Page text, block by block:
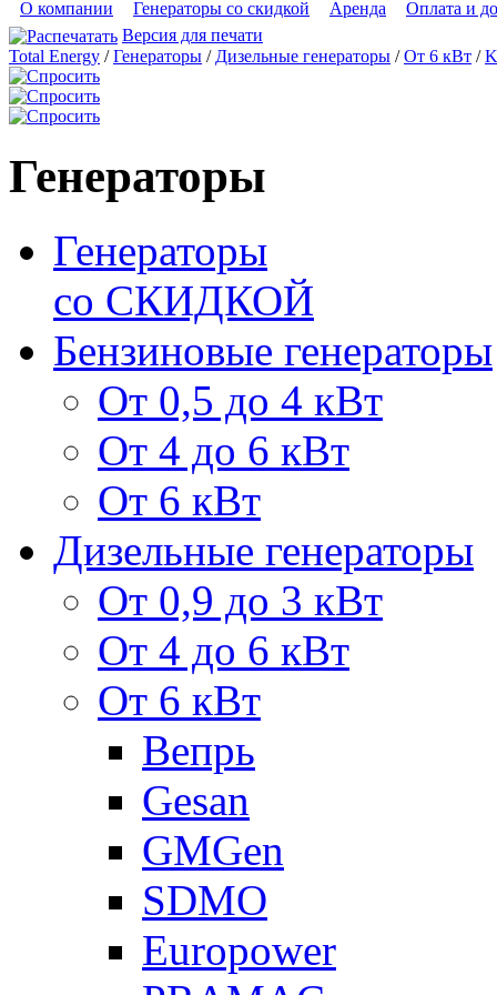
О компании Генераторы со скидкой Аренда
Оплата и
Версия для печати
Total Energy /Генераторы / Дизельные генераторы /От 6 кВт /
Генераторы
Генераторы
со СКИДКОЙ
Бензиновые генераторы
От 0,5 до 4 кВт
От 4 до 6 кВт
От 6 кВт
Дизельные генераторы
От 0,9 до 3 кВт
От 4 до 6 кВт
От 6 кВт
Вепрь
Gesan
GMGen
SDMO
Europower